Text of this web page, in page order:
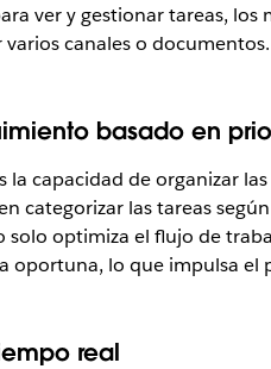
ver y gestionar tareas,
canales o documentos.
basado en
la capacidad de organizar
categorizar las tareas
solo optimiza el flujo de
oportuna, lo que impulsa
real